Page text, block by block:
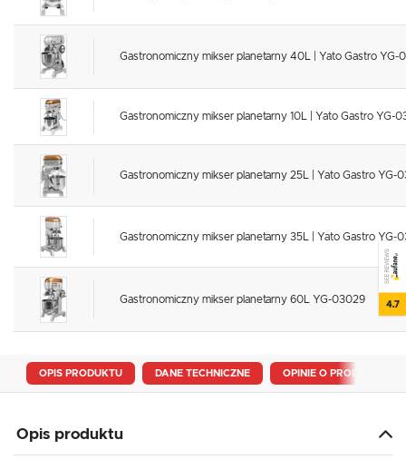
Gastronomiczny mikser planetarny 40L | Yato Gastro YG-
Gastronomiczny mikser planetarny 10L | Yato Gastro YG-
Gastronomiczny mikser planetarny 25L | Yato Gastro YG-
Gastronomiczny mikser planetarny 35L | Yato Gastro YG-
Gastronomiczny mikser planetarny 60L YG-03029
OPIS PRODUKTU DANE TECHNICZNE OPINIE O PRODUKCIE
Opis produktu
SEE REVIEWS
4.7